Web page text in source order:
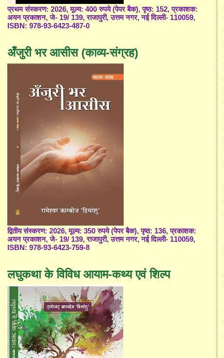
प्रथम संस्करण: 2026, मूल्य: 400 रुपये (पेपर बैक), पृष्ठ: 152, प्रकाशक:
अयन प्रकाशन, जे- 19/ 139, राजापुरी, उत्तम नगर, नई दिल्ली- 110059,
ISBN: 978-93-6423-487-0
अँजुरी भर आसीस (काव्य-संग्रह)
द्वितीय संस्करण: 2026, मूल्य: 350 रुपये (पेपर बैक), पृष्ठ: 136, प्रकाशक:
अयन प्रकाशन, जे- 19/ 139, राजापुरी, उत्तम नगर, नई दिल्ली- 110059,
ISBN: 978-93-6423-759-8
लघुकथा के विविध आयाम-कथ्य एवं शिल्प